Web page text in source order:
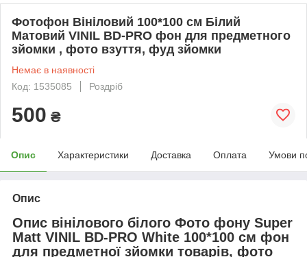
Фотофон Вініловий 100*100 см Білий
Матовий VINIL BD-PRO фон для предметного
зйомки , фото взуття, фуд зйомки
Немає в наявності
Код: 1535085
Роздріб
500 ₴
Опис Характеристики Доставка Оплата Умови
Опис
Опис вінілового білого Фото фону Super
Matt VINIL BD-PRO White 100*100 см фон
для предметної зйомки товарів, фото